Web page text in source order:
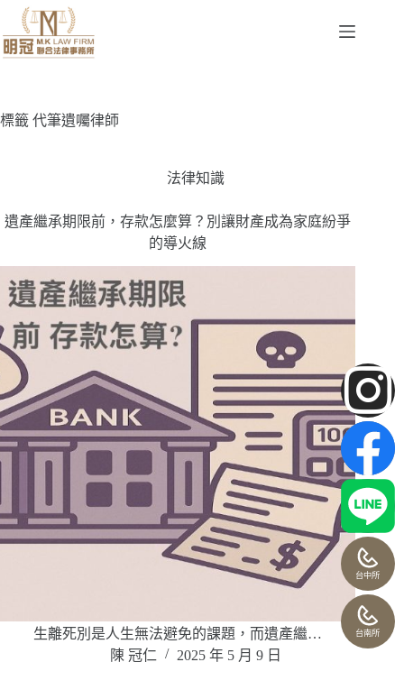
標籤 代筆遺囑律師
法律知識
遺產繼承期限前，存款怎麼算？別讓財產成為家庭紛爭
的導火線
生離死別是人生無法避免的課題，而遺產繼…
陳 冠仁
2025 年 5 月 9 日
台中所
台南所